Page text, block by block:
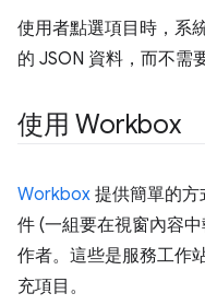
使用者點選項目時，系
的 JSON 資料，而不需
使用 Workbox
Workbox 提供簡單的方
件 (一組要在視窗內容
作者。這些是服務工作
充項目。